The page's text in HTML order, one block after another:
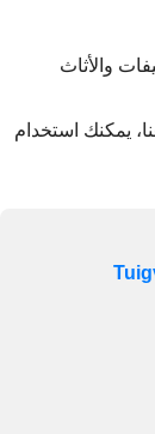
والأثاث
يمكنك استخدام